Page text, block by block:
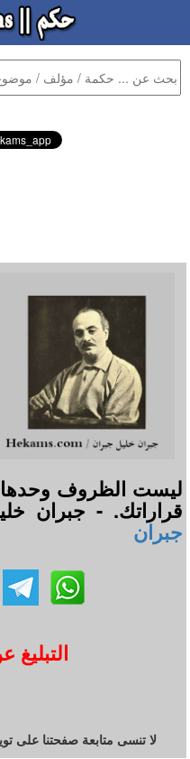
ليست الظروف وحدها
قراراتك. - جبران
جبران
لا تنسى متابعة صفحتنا على